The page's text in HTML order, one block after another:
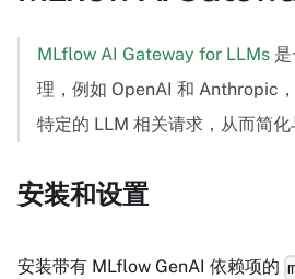
MLflow AI Gateway for LLMs
理，例如 OpenAI 和 Anthropic
特定的 LLM 相关请求，从而简化
安装和设置
安装带有 MLflow GenAI 依赖项的